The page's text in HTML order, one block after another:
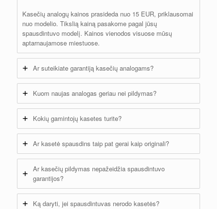
Kasečių analogų kainos prasideda nuo 15 EUR, priklausomai
nuo modelio. Tikslią kainą pasakome pagal jūsų
spausdintuvo modelį. Kainos vienodos visuose mūsų
aptarnaujamose miestuose.
Ar suteikiate garantiją kasečių analogams?
Kuom naujas analogas geriau nei pildymas?
Kokių gamintojų kasetes turite?
Ar kasetė spausdins taip pat gerai kaip originali?
Ar kasečių pildymas nepažeidžia spausdintuvo
garantijos?
Ką daryti, jei spausdintuvas nerodo kasetės?